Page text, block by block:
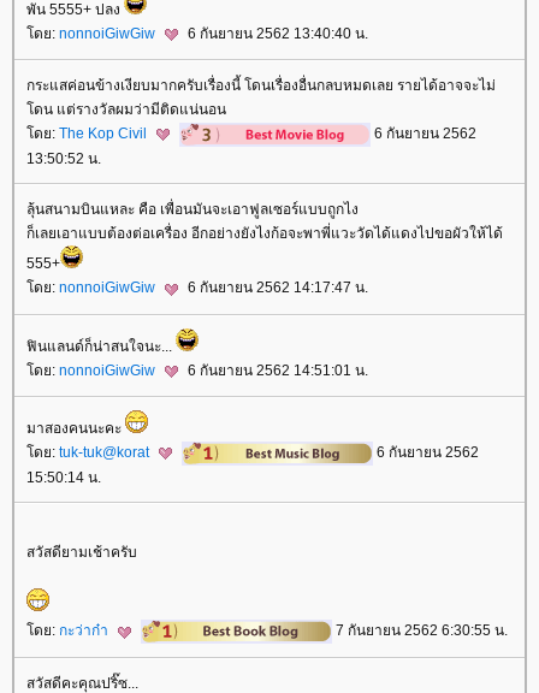
พัน 5555+ ปลง
ดย: nonnoiGiwGiw 6 กันยายน 2562 13:40:40 น.
กระแสค่อนข้างเงียบมากครับเรื่องนี้ โดนเรื่องอื่นกลบหมดเลย รายได้อาจจะไม่
ดน แต่รางวัลผมว่ามีติดแน่นอน
ดย: The Kop Civil
6 กันยายน 2562
13:50:52 น.
ลุ้นสนามบินแหละ คือ เพื่อนมันจะเอาฟูลเซอร์แบบถูกไง
ก็เลยเอาแบบต้องต่อเครื่อง อีกอย่างยังไงก้อจะพาพี่แวะวัดได้แดงไปขอผัวให้ได้
555+
ดย: nonnoiGiwGiw 6 กันยายน 2562 14:17:47 น.
ฟินแลนด์ก็น่าสนใจนะ...
ดย: nonnoiGiwGiw 6 กันยายน 2562 14:51:01 น.
มาสองคนนะคะ
ดย: tuk-tuk@korat
6 กันยายน 2562
15:50:14 น.
สวัสดียามเช้าครับ
ดย: กะว่าก๋า 7 กันยายน 2562 6:30:55 น.
สวัสดีคะคุณปริ๊ซ...